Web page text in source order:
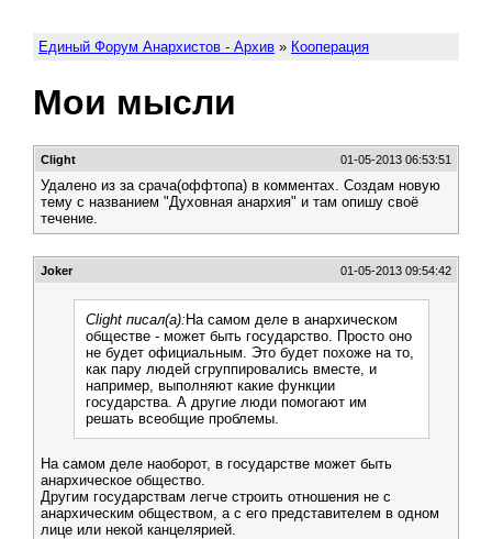
Единый Форум Анархистов - Архив » Кооперация
Мои мысли
Clight 01-05-2013 06:53:51
Удалено из за срача(оффтопа) в комментах. Создам новую
тему с названием "Духовная анархия" и там опишу своё
течение.
Joker 01-05-2013 09:54:42
Clight писал(а): На самом деле в анархическом
обществе - может быть государство. Просто оно
не будет официальным. Это будет похоже на то,
как пару людей сгруппировались вместе, и
например, выполняют какие функции
государства. А другие люди помогают им
решать всеобщие проблемы.
На самом деле наоборот, в государстве может быть
анархическое общество.
Другим государствам легче строить отношения не с
анархическим обществом, а с его представителем в одном
лице или некой канцелярией.